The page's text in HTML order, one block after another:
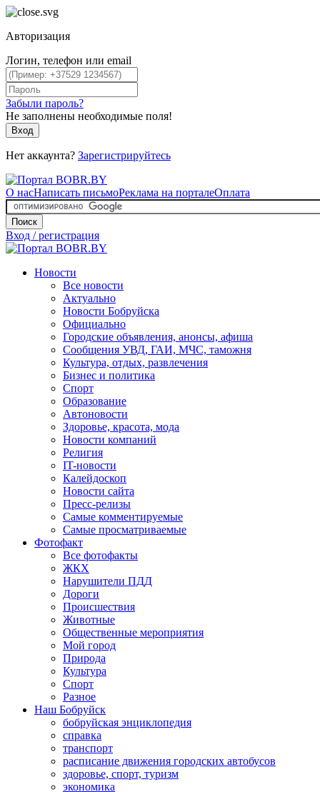
Авторизация
Логин, телефон или email
Забыли пароль?
Не заполнены необходимые поля!
Вход
Нет аккаунта? Зарегистрируйтесь
О насНаписать письмоРеклама на порталеОплата
Поиск
Вход / регистрация
Новости
Все новости
Актуально
Новости Бобруйска
Официально
Городские объявления, анонсы, афиша
Сообщения УВД, ГАИ, МЧС, таможня
Культура, отдых, развлечения
Бизнес и политика
Спорт
Образование
Автоновости
Здоровье, красота, мода
Новости компаний
Религия
IT-новости
Калейдоскоп
Новости сайта
Пресс-релизы
Самые комментируемые
Самые просматриваемые
Фотофакт
Все фотофакты
ЖКХ
Нарушители ПДД
Дороги
Происшествия
Животные
Общественные мероприятия
Мой город
Природа
Культура
Спорт
Разное
Наш Бобруйск
бобруйская энциклопедия
справка
транспорт
расписание движения городских автобусов
здоровье, спорт, туризм
экономика